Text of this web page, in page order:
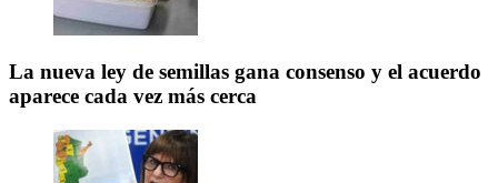
La nueva ley de semillas gana consenso y el acuerdo
aparece cada vez más cerca